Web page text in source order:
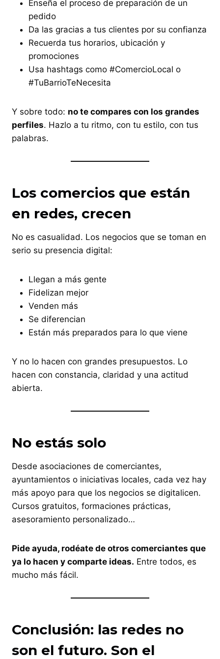
Enseña el proceso de preparación de un
pedido
Da las gracias a tus clientes por su confianza
Recuerda tus horarios, ubicación y
promociones
Usa hashtags como #ComercioLocal o
#TuBarrioTeNecesita
Y sobre todo: no te compares con los grandes
perfiles. Hazlo a tu ritmo, con tu estilo, con tus
palabras.
Los comercios que están
en redes, crecen
No es casualidad. Los negocios que se toman en
serio su presencia digital:
Llegan a más gente
Fidelizan mejor
Venden más
Se diferencian
Están más preparados para lo que viene
Y no lo hacen con grandes presupuestos. Lo
hacen con constancia, claridad y una actitud
abierta.
No estás solo
Desde asociaciones de comerciantes,
ayuntamientos o iniciativas locales, cada vez hay
más apoyo para que los negocios se digitalicen.
Cursos gratuitos, formaciones prácticas,
asesoramiento personalizado…
Pide ayuda, rodéate de otros comerciantes que
ya lo hacen y comparte ideas. Entre todos, es
mucho más fácil.
Conclusión: las redes no
son el futuro. Son el